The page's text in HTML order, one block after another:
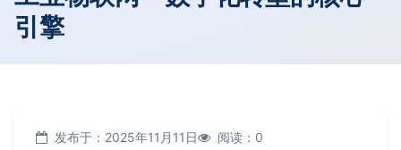
引擎
发布于：2025年11月11日 阅读：0